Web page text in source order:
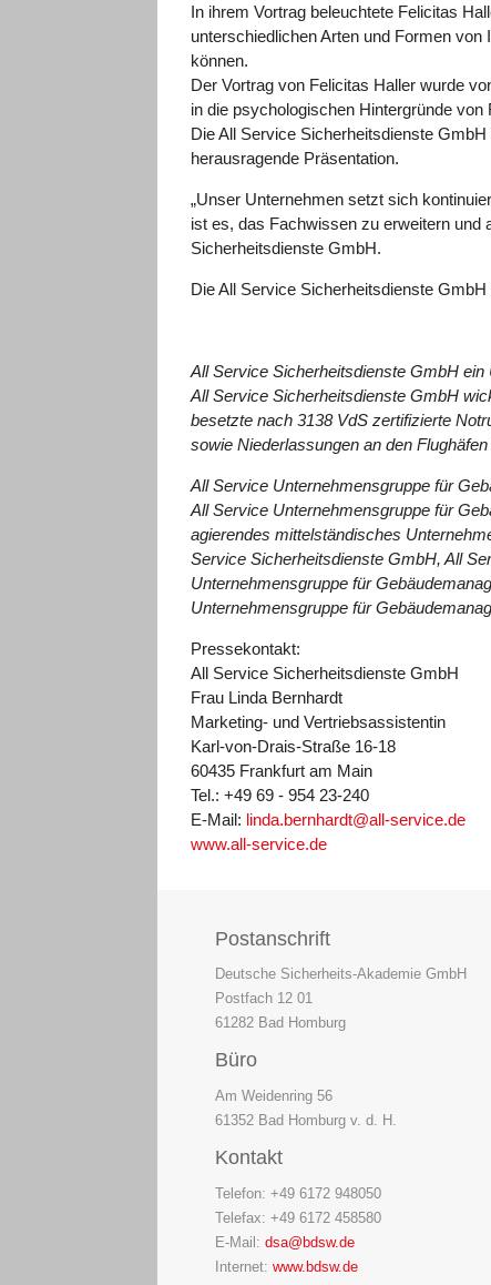
In ihrem Vortrag beleuchtete Felicitas
unterschiedlichen Arten und Formen
können.
Der Vortrag von Felicitas Haller wurde
in die psychologischen Hintergründe
Die All Service Sicherheitsdienste
herausragende Präsentation.
„Unser Unternehmen setzt sich
ist es, das Fachwissen zu erweitern und
Sicherheitsdienste GmbH.
Die All Service Sicherheitsdienste
All Service Sicherheitsdienste GmbH
All Service Sicherheitsdienste GmbH
besetzte nach 3138 VdS zertifizierte
sowie Niederlassungen an den
All Service Unternehmensgruppe für
All Service Unternehmensgruppe für
agierendes mittelständisches
Service Sicherheitsdienste GmbH, All
Unternehmensgruppe für
Unternehmensgruppe für
Pressekontakt:
All Service Sicherheitsdienste GmbH
Frau Linda Bernhardt
Marketing- und Vertriebsassistentin
Karl-von-Drais-Straße 16-18
60435 Frankfurt am Main
Tel.: +49 69 - 954 23-240
E-Mail: linda.bernhardt@all-service.de
www.all-service.de
Postanschrift
Deutsche Sicherheits-Akademie GmbH
Postfach 12 01
61282 Bad Homburg
Büro
Am Weidenring 56
61352 Bad Homburg v. d. H.
Kontakt
Telefon: +49 6172 948050
Telefax: +49 6172 458580
E-Mail: dsa@bdsw.de
Internet: www.bdsw.de